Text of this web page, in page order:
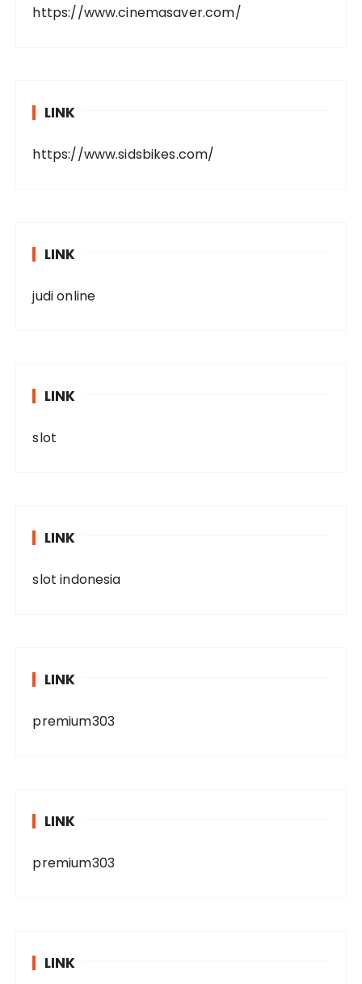
https://www.cinemasaver.com/
LINK
https://www.sidsbikes.com/
LINK
judi online
LINK
slot
LINK
slot indonesia
LINK
premium303
LINK
premium303
LINK